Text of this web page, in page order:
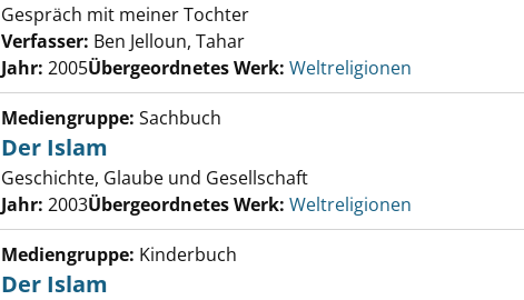
Gespräch mit meiner Tochter
Verfasser: Ben Jelloun, Tahar
Jahr: 2005Übergeordnetes Werk: Weltreligionen
Mediengruppe: Sachbuch
Der Islam
Geschichte, Glaube und Gesellschaft
Jahr: 2003Übergeordnetes Werk: Weltreligionen
Mediengruppe: Kinderbuch
Der Islam